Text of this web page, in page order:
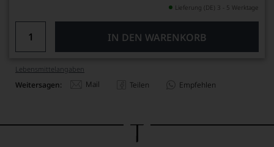
Lieferung (DE) 3 - 5 Werktage
IN DEN WARENKORB
Lebensmittel­angaben
Weitersagen: Mail Teilen Empfehlen